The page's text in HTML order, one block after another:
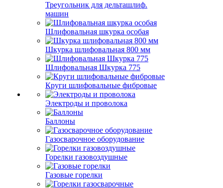
Треугольник для дельташлиф.
машин
Шлифовальная шкурка особая
Шкурка шлифовальная 800 мм
Шлифовальная Шкурка 775
Круги шлифовальные фибровые
Электроды и проволока
Баллоны
Газосварочное оборудование
Горелки газовоздушные
Газовые горелки